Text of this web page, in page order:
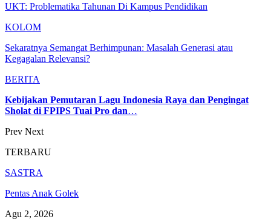
UKT: Problematika Tahunan Di Kampus Pendidikan
KOLOM
Sekaratnya Semangat Berhimpunan: Masalah Generasi atau
Kegagalan Relevansi?
BERITA
Kebijakan Pemutaran Lagu Indonesia Raya dan Pengingat
Sholat di FPIPS Tuai Pro dan…
Prev Next
TERBARU
SASTRA
Pentas Anak Golek
Agu 2, 2026